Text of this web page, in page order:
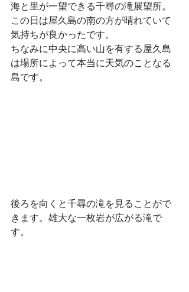
海と里が一望できる千尋の滝展望所。
この日は屋久島の南の方が晴れていて
気持ちが良かったです。
ちなみに中央に高い山を有する屋久島
は場所によって本当に天気のことなる
島です。
後ろを向くと千尋の滝を見ることがで
きます。雄大な一枚岩が広がる滝で
す。